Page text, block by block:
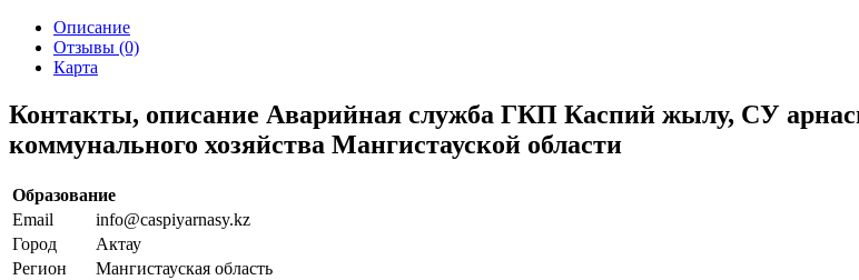
Описание
Отзывы (0)
Карта
Контакты, описание Аварийная служба ГКП Каспий жылу, СУ
коммунального хозяйства Мангистауской области
Образование
Email
info@caspiyarnasy.kz
Город
Актау
Регион
Мангистауская область